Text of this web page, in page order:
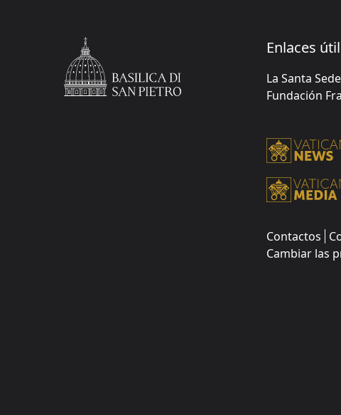
Enlaces
La Santa Sede
Fundación
Contactos
Cambiar las